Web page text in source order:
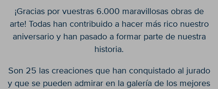
¡Gracias por vuestras 6.000 maravillosas obras de
arte! Todas han contribuido a hacer más rico nuestro
aniversario y han pasado a formar parte de nuestra
historia.
Son 25 las creaciones que han conquistado al jurado
y que se pueden admirar en la galería de los mejores